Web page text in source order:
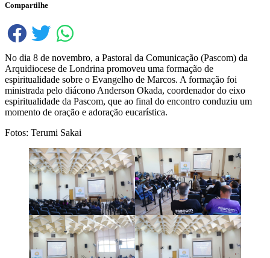
Compartilhe
No dia 8 de novembro, a Pastoral da Comunicação (Pascom) da
Arquidiocese de Londrina promoveu uma formação de
espiritualidade sobre o Evangelho de Marcos. A formação foi
ministrada pelo diácono Anderson Okada, coordenador do eixo
espiritualidade da Pascom, que ao final do encontro conduziu um
momento de oração e adoração eucarística.
Fotos: Terumi Sakai